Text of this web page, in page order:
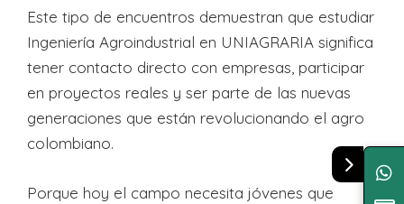
Este tipo de encuentros demuestran que estudiar
Ingeniería Agroindustrial en UNIAGRARIA significa
tener contacto directo con empresas, participar
en proyectos reales y ser parte de las nuevas
generaciones que están revolucionando el agro
colombiano.
Porque hoy el campo necesita jóvenes que